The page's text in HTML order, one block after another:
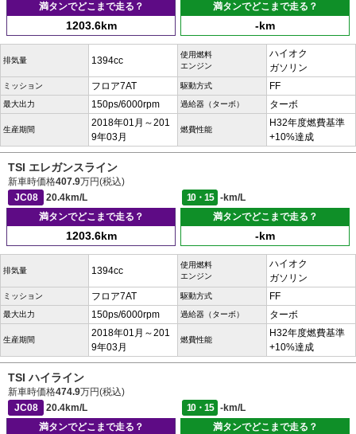
満タンでどこまで走る？
1203.6km
満タンでどこまで走る？
-km
排気量 1394cc
使用燃料
エンジン
ハイオク
ガソリン
ミッション フロア7AT 駆動方式 FF
最大出力 150ps/6000rpm 過給器（ターボ） ターボ
生産期間
2018年01月～201
9年03月
燃費性能
H32年度燃費基準
+10%達成
TSI エレガンスライン
新車時価格407.9万円(税込)
JC08
20.4km/L 10・15
-km/L
満タンでどこまで走る？
1203.6km
満タンでどこまで走る？
-km
排気量 1394cc
使用燃料
エンジン
ハイオク
ガソリン
ミッション フロア7AT 駆動方式 FF
最大出力 150ps/6000rpm 過給器（ターボ） ターボ
生産期間
2018年01月～201
9年03月
燃費性能
H32年度燃費基準
+10%達成
TSI ハイライン
新車時価格474.9万円(税込)
JC08
20.4km/L 10・15
-km/L
満タンでどこまで走る？
満タンでどこまで走る？